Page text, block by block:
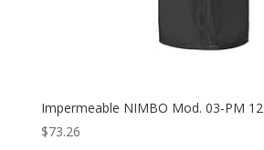
Impermeable NIMBO Mod. 03-PM 12
$73.26